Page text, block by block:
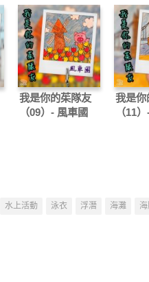
我是你的茱隊友
（09）- 風車國
我是你
（11
水上活動 泳衣 浮潛 海灘